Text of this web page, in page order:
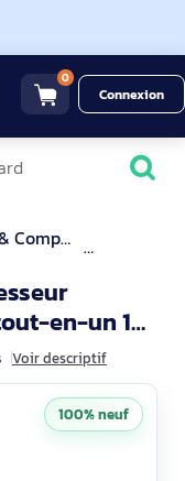
0
Connexion
en-un 14
Voir descriptif
100% neuf